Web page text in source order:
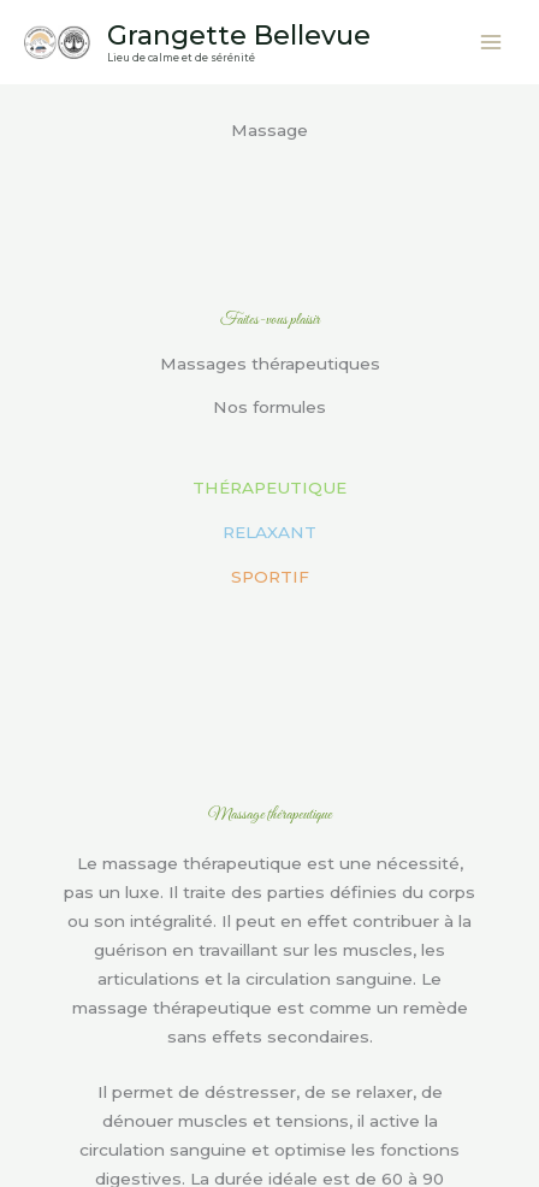
Grangette Bellevue
Lieu de calme et de sérénité
Massage
Faites-vous plaisir
Massages thérapeutiques
Nos formules
THÉRAPEUTIQUE
RELAXANT
SPORTIF
Massage thérapeutique
Le massage thérapeutique est une nécessité,
pas un luxe. Il traite des parties définies du corps
ou son intégralité. Il peut en effet contribuer à la
guérison en travaillant sur les muscles, les
articulations et la circulation sanguine. Le
massage thérapeutique est comme un remède
sans effets secondaires.
Il permet de déstresser, de se relaxer, de
dénouer muscles et tensions, il active la
circulation sanguine et optimise les fonctions
digestives. La durée idéale est de 60 à 90